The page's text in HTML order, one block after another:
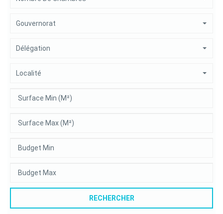
Gouvernorat
Délégation
Localité
RECHERCHER